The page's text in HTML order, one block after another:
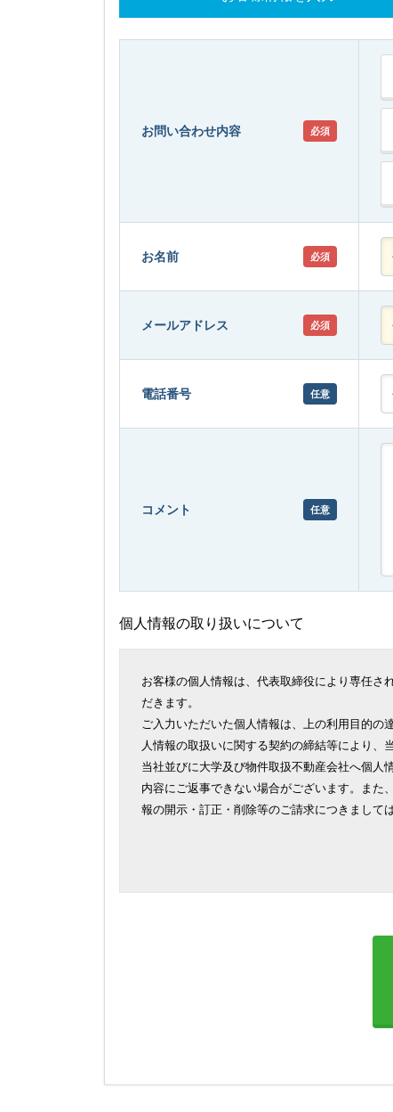
お問い合わせ内容 必須
お名前 必須
メールアドレス 必須
電話番号 任意
コメント 任意
個人情報の取り扱いについて
お客様の個人情報は、代表取締役により専任さ
だきます。
ご入力いただいた個人情報は、上の利用目的の
人情報の取扱いに関する契約の締結等により、
当社並びに大学及び物件取扱不動産会社へ個人
内容にご返事できない場合がございます。また
報の開示・訂正・削除等のご請求につきまして